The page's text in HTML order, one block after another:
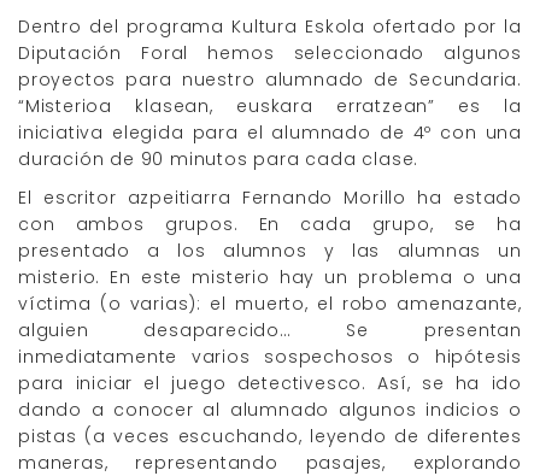
Dentro del programa Kultura Eskola ofertado por la
Diputación Foral hemos seleccionado algunos
proyectos para nuestro alumnado de Secundaria.
“Misterioa klasean, euskara erratzean” es la
iniciativa elegida para el alumnado de 4º con una
duración de 90 minutos para cada clase.
El escritor azpeitiarra Fernando Morillo ha estado
con ambos grupos. En cada grupo, se ha
presentado a los alumnos y las alumnas un
misterio. En este misterio hay un problema o una
víctima (o varias): el muerto, el robo amenazante,
alguien desaparecido… Se presentan
inmediatamente varios sospechosos o hipótesis
para iniciar el juego detectivesco. Así, se ha ido
dando a conocer al alumnado algunos indicios o
pistas (a veces escuchando, leyendo de diferentes
maneras, representando pasajes, explorando